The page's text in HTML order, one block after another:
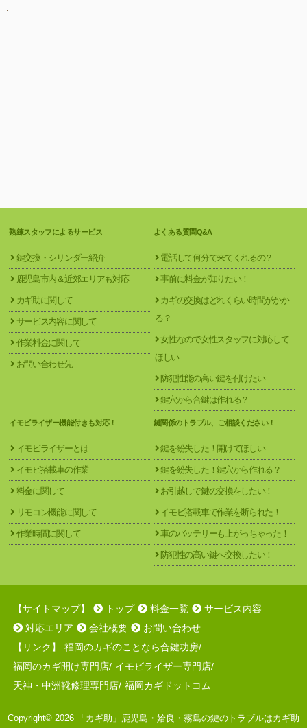
熟練スタッフによるサービス
鍵交換・シリンダー紹介
鹿児島市内＆近郊エリアも対応
カギ助に関して
サービス内容に関して
作業料金に関して
お問い合わせ先
よくある質問Q&A
電話して何分で来てくれるの？
事前に料金が知りたい！
カギの交換はどれくらい時間がかか
る？
女性なので女性スタッフに対応して
ほしい
防犯性能の高い鍵を付けたい
鍵穴から合鍵は作れる？
イモビライザー機能付きも対応！
イモビライザーとは
イモビ搭載車の作業
料金に関して
リモコン機能に関して
作業時間に関して
鍵関係のトラブル、ご相談ください！
鍵を紛失した！開けてほしい
鍵を紛失した！鍵穴から作れる？
お引越しで鍵の交換をしたい！
イモビ搭載車で作業を断られた！
車のバッテリーも上がっちゃった！
防犯性の高い鍵へ交換したい！
【サイトマップ】 トップ 料金一覧
サービス内容
対応エリア
会社概要
お問い合わせ
【リンク】
福岡のカギのことなら合鍵功房/
福岡のカギ開け専門店/ イモビライザー専門店/
天神・中洲靴修理専門店/ 福岡カギドットコム
Copyright© 2026 「カギ助」鹿児島・姶良・霧島の鍵のトラブルはカギ助